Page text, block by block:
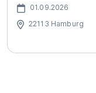
01.09.2026
22113 Hamburg